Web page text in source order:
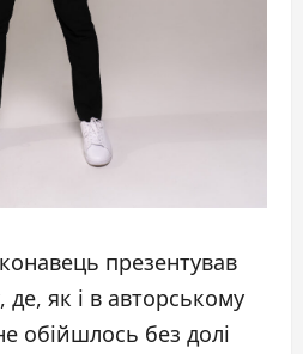
презентував
де, як і в авторському
обійшлось без долі